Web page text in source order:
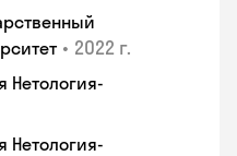
• 2022 г.
Нетология-
Нетология-